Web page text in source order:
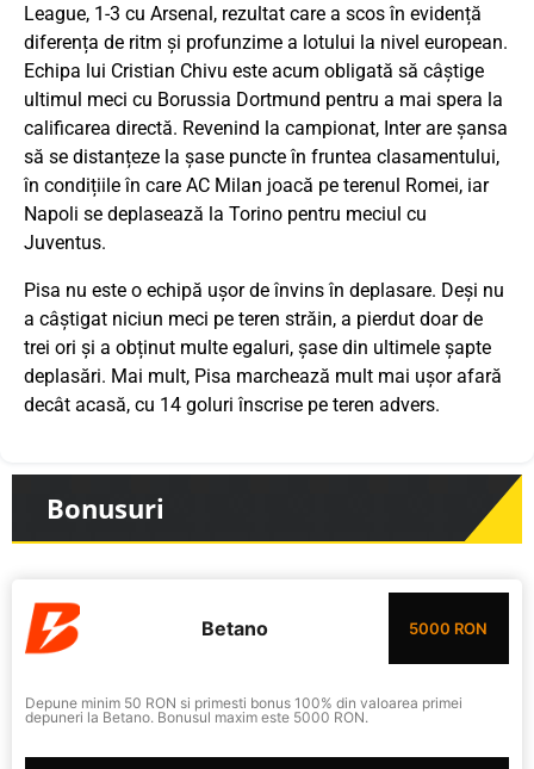
League, 1-3 cu Arsenal, rezultat care a scos în evidență
diferența de ritm și profunzime a lotului la nivel european.
Echipa lui Cristian Chivu este acum obligată să câștige
ultimul meci cu Borussia Dortmund pentru a mai spera la
calificarea directă. Revenind la campionat, Inter are șansa
să se distanțeze la șase puncte în fruntea clasamentului,
în condițiile în care AC Milan joacă pe terenul Romei, iar
Napoli se deplasează la Torino pentru meciul cu
Juventus.
Pisa nu este o echipă ușor de învins în deplasare. Deși nu
a câștigat niciun meci pe teren străin, a pierdut doar de
trei ori și a obținut multe egaluri, șase din ultimele șapte
deplasări. Mai mult, Pisa marchează mult mai ușor afară
decât acasă, cu 14 goluri înscrise pe teren advers.
Bonusuri
Betano 5000 RON
Depune minim 50 RON si primesti bonus 100% din valoarea primei
depuneri la Betano. Bonusul maxim este 5000 RON.